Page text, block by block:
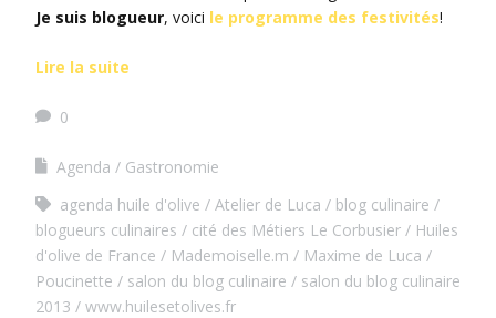
Je suis blogueur, voici le programme des festivités!
Lire la suite
0
Agenda
Gastronomie
agenda huile d'olive
Atelier de Luca
blog culinaire
blogueurs culinaires
cité des Métiers Le Corbusier
Huiles
d'olive de France
Mademoiselle.m
Maxime de Luca
Poucinette
salon du blog culinaire
salon du blog culinaire
2013
www.huilesetolives.fr